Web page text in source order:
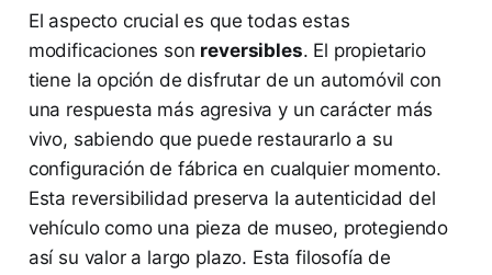
El aspecto crucial es que todas estas
modificaciones son reversibles. El propietario
tiene la opción de disfrutar de un automóvil con
una respuesta más agresiva y un carácter más
vivo, sabiendo que puede restaurarlo a su
configuración de fábrica en cualquier momento.
Esta reversibilidad preserva la autenticidad del
vehículo como una pieza de museo, protegiendo
así su valor a largo plazo. Esta filosofía de